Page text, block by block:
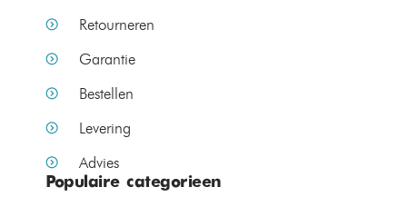
Retourneren
Garantie
Bestellen
Levering
Advies
Populaire categorieen